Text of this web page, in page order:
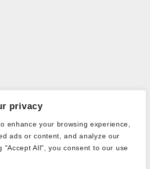
privacy
enhance your browsing experience,
ads or content, and analyze our
"Accept All", you consent to our use